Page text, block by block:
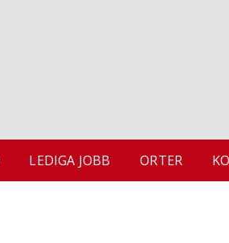
LEDIGA JOBB ORTER